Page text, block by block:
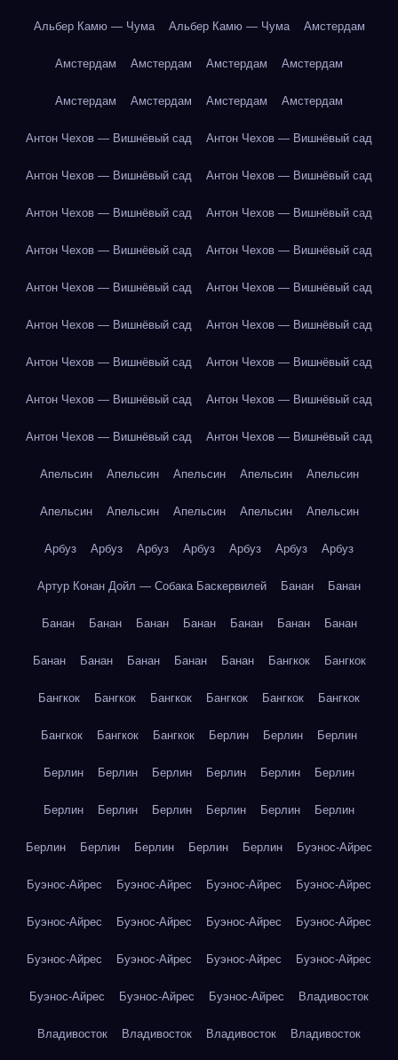
Альбер Камю — Чума Альбер Камю — Чума Амстердам
Амстердам Амстердам Амстердам Амстердам
Амстердам Амстердам Амстердам Амстердам
Антон Чехов — Вишнёвый сад Антон Чехов — Вишнёвый сад
Антон Чехов — Вишнёвый сад Антон Чехов — Вишнёвый сад
Антон Чехов — Вишнёвый сад Антон Чехов — Вишнёвый сад
Антон Чехов — Вишнёвый сад Антон Чехов — Вишнёвый сад
Антон Чехов — Вишнёвый сад Антон Чехов — Вишнёвый сад
Антон Чехов — Вишнёвый сад Антон Чехов — Вишнёвый сад
Антон Чехов — Вишнёвый сад Антон Чехов — Вишнёвый сад
Антон Чехов — Вишнёвый сад Антон Чехов — Вишнёвый сад
Антон Чехов — Вишнёвый сад Антон Чехов — Вишнёвый сад
Апельсин Апельсин Апельсин Апельсин Апельсин
Апельсин Апельсин Апельсин Апельсин Апельсин
Арбуз Арбуз Арбуз Арбуз Арбуз Арбуз Арбуз
Артур Конан Дойл — Собака Баскервилей Банан Банан
Банан Банан Банан Банан Банан Банан Банан
Банан Банан Банан Банан Банан Бангкок Бангкок
Бангкок Бангкок Бангкок Бангкок Бангкок Бангкок
Бангкок Бангкок Бангкок Берлин Берлин Берлин
Берлин Берлин Берлин Берлин Берлин Берлин
Берлин Берлин Берлин Берлин Берлин Берлин
Берлин Берлин Берлин Берлин Берлин Буэнос-Айрес
Буэнос-Айрес Буэнос-Айрес Буэнос-Айрес Буэнос-Айрес
Буэнос-Айрес Буэнос-Айрес Буэнос-Айрес Буэнос-Айрес
Буэнос-Айрес Буэнос-Айрес Буэнос-Айрес Буэнос-Айрес
Буэнос-Айрес Буэнос-Айрес Буэнос-Айрес Владивосток
Владивосток Владивосток Владивосток Владивосток